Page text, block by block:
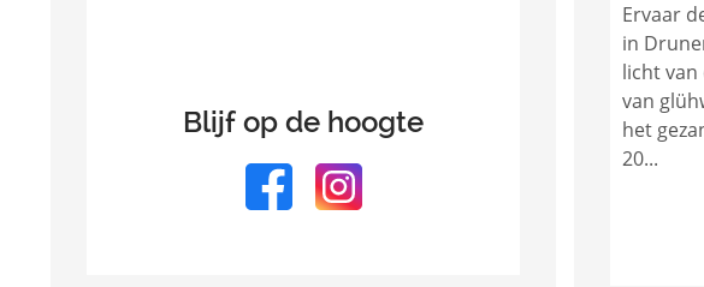
Blijf op de hoogte
Ervaar
in
licht
van
het
20...